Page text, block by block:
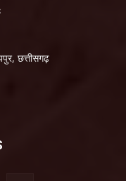
छत्तीसगढ़